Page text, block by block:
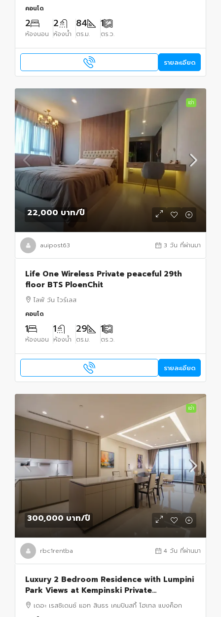
คอนโด
2
ห้องนอน
2
ห้องน้ำ
84
ตร.ม.
1
ตร.ว.
รายละเอียด
เช่า
22,000 บาท/ปี
auipost63 3 วัน ที่ผ่านมา
Life One Wireless Private peaceful 29th
floor BTS PloenChit
ไลฟ์ วัน ไวร์เลส
คอนโด
1
ห้องนอน
1
ห้องน้ำ
29
ตร.ม.
1
ตร.ว.
รายละเอียด
เช่า
300,000 บาท/ปี
rbc1rentba 4 วัน ที่ผ่านมา
Luxury 2 Bedroom Residence with Lumpini
Park Views at Kempinski Private
Residences for Rent and Sale
เดอะ เรสซิเดนซ์ แอท สินธร เคมปินสกี้ โฮเทล แบงค็อก